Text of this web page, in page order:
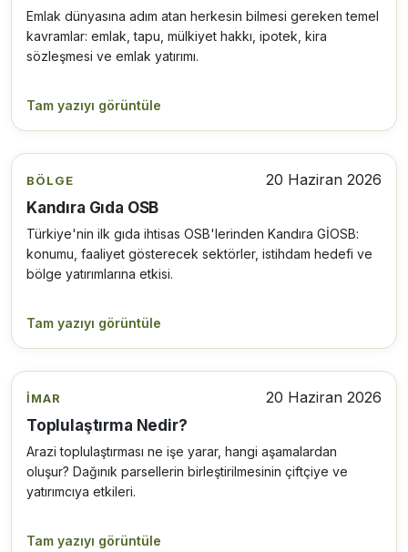
Emlak dünyasına adım atan herkesin bilmesi gereken temel
kavramlar: emlak, tapu, mülkiyet hakkı, ipotek, kira
sözleşmesi ve emlak yatırımı.
Tam yazıyı görüntüle
BÖLGE
20 Haziran 2026
Kandıra Gıda OSB
Türkiye'nin ilk gıda ihtisas OSB'lerinden Kandıra GİOSB:
konumu, faaliyet gösterecek sektörler, istihdam hedefi ve
bölge yatırımlarına etkisi.
Tam yazıyı görüntüle
İMAR
20 Haziran 2026
Toplulaştırma Nedir?
Arazi toplulaştırması ne işe yarar, hangi aşamalardan
oluşur? Dağınık parsellerin birleştirilmesinin çiftçiye ve
yatırımcıya etkileri.
Tam yazıyı görüntüle